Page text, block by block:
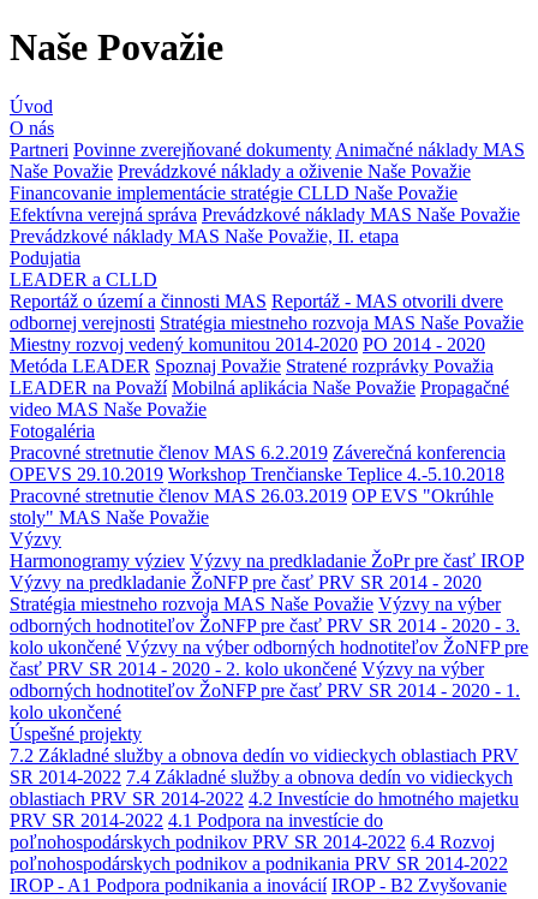
Naše Považie
Úvod
O nás
Partneri Povinne zverejňované dokumenty Animačné náklady MAS
Naše Považie Prevádzkové náklady a oživenie Naše Považie
Financovanie implementácie stratégie CLLD Naše Považie
Efektívna verejná správa Prevádzkové náklady MAS Naše Považie
Prevádzkové náklady MAS Naše Považie, II. etapa
Podujatia
LEADER a CLLD
Reportáž o území a činnosti MAS Reportáž - MAS otvorili dvere
odbornej verejnosti Stratégia miestneho rozvoja MAS Naše Považie
Miestny rozvoj vedený komunitou 2014-2020 PO 2014 - 2020
Metóda LEADER Spoznaj Považie Stratené rozprávky Považia
LEADER na Považí Mobilná aplikácia Naše Považie Propagačné
video MAS Naše Považie
Fotogaléria
Pracovné stretnutie členov MAS 6.2.2019 Záverečná konferencia
OPEVS 29.10.2019 Workshop Trenčianske Teplice 4.-5.10.2018
Pracovné stretnutie členov MAS 26.03.2019 OP EVS "Okrúhle
stoly" MAS Naše Považie
Výzvy
Harmonogramy výziev Výzvy na predkladanie ŽoPr pre časť IROP
Výzvy na predkladanie ŽoNFP pre časť PRV SR 2014 - 2020
Stratégia miestneho rozvoja MAS Naše Považie Výzvy na výber
odborných hodnotiteľov ŽoNFP pre časť PRV SR 2014 - 2020 - 3.
kolo ukončené Výzvy na výber odborných hodnotiteľov ŽoNFP pre
časť PRV SR 2014 - 2020 - 2. kolo ukončené Výzvy na výber
odborných hodnotiteľov ŽoNFP pre časť PRV SR 2014 - 2020 - 1.
kolo ukončené
Úspešné projekty
7.2 Základné služby a obnova dedín vo vidieckych oblastiach PRV
SR 2014-2022 7.4 Základné služby a obnova dedín vo vidieckych
oblastiach PRV SR 2014-2022 4.2 Investície do hmotného majetku
PRV SR 2014-2022 4.1 Podpora na investície do
poľnohospodárskych podnikov PRV SR 2014-2022 6.4 Rozvoj
poľnohospodárskych podnikov a podnikania PRV SR 2014-2022
IROP - A1 Podpora podnikania a inovácií IROP - B2 Zvyšovanie